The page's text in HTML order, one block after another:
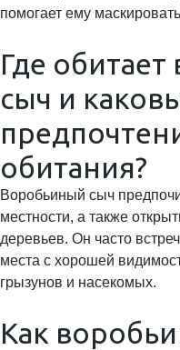
помогает ему
Где
сыч и
обитания?
Воробьиный сыч
местности, а также
деревьев. Он часто
места с хорошей
грызунов и насекомых.
Как